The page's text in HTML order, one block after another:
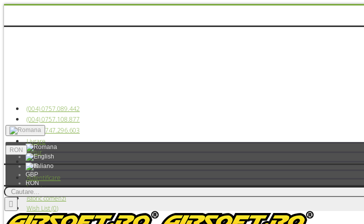
(004) 0757.089.442
(004) 0757.108.877
(004) 0747.296.603
Livrare
Retur
RON
EUR
GBP
RON
USD
Autentificare
Înregistrare
Istoric comenzi
Wish List (0)